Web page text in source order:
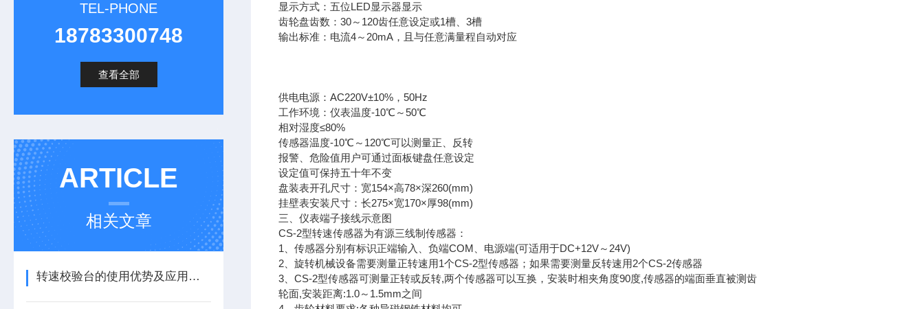
TEL-PHONE
18783300748
查看全部
ARTICLE
相关文章
转速校验台的使用优势及应用有哪些
显示方式：五位LED显示器显示
齿轮盘齿数：30～120齿任意设定或1槽、3槽
输出标准：电流4～20mA，且与任意满量程自动对应
供电电源：AC220V±10%，50Hz
工作环境：仪表温度-10℃～50℃
相对湿度≤80%
传感器温度-10℃～120℃可以测量正、反转
报警、危险值用户可通过面板键盘任意设定
设定值可保持五十年不变
盘装表开孔尺寸：宽154×高78×深260(mm)
挂壁表安装尺寸：长275×宽170×厚98(mm)
三、仪表端子接线示意图
CS-2型转速传感器为有源三线制传感器：
1、传感器分别有标识正端输入、负端COM、电源端(可适用于DC+12V～24V)
2、旋转机械设备需要测量正转速用1个CS-2型传感器；如果需要测量反转速用2个CS-2传感器
3、CS-2型传感器可测量正转或反转,两个传感器可以互换，安装时相夹角度90度,传感器的端面垂直被测齿
轮面,安装距离:1.0～1.5mm之间